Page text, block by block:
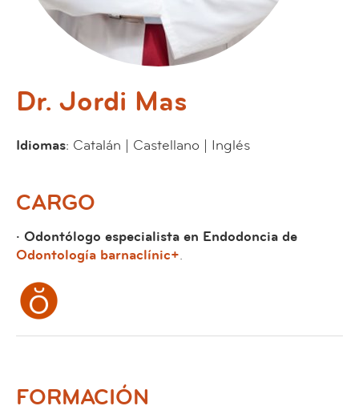
Dr. Jordi Mas
Idiomas: Catalán | Castellano | Inglés
CARGO
· Odontólogo especialista en Endodoncia de
Odontología barnaclínic+.
FORMACIÓN